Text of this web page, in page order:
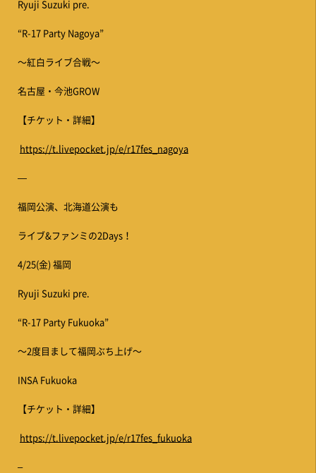
Ryuji Suzuki pre.
“R-17 Party Nagoya”
〜紅白ライブ合戦〜
名古屋・今池GROW
【チケット・詳細】
https://t.livepocket.jp/e/r17fes_nagoya
—
福岡公演、北海道公演も
ライブ&ファンミの2Days！
4/25(金) 福岡
Ryuji Suzuki pre.
“R-17 Party Fukuoka”
〜2度目まして福岡ぶち上げ〜
INSA Fukuoka
【チケット・詳細】
https://t.livepocket.jp/e/r17fes_fukuoka
–